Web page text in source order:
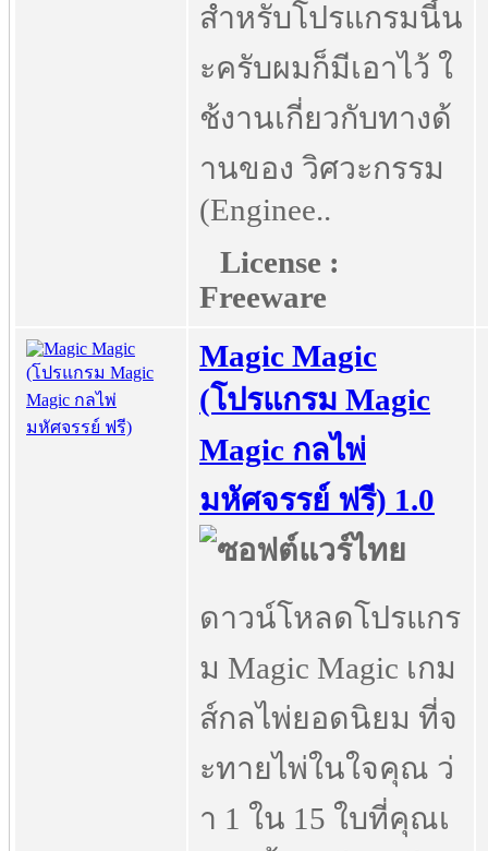
สำหรับโปรแกรมนี้น
ะครับผมก็มีเอาไว้ ใ
ช้งานเกี่ยวกับทางด้
านของ วิศวะกรรม
(Enginee..
License :
Freeware
Magic Magic
(โปรแกรม Magic
Magic กลไพ่
มหัศจรรย์ ฟรี) 1.0
ดาวน์โหลดโปรแกร
ม Magic Magic เกม
ส์กลไพ่ยอดนิยม ที่จ
ะทายไพ่ในใจคุณ ว่
า 1 ใน 15 ใบที่คุณเ